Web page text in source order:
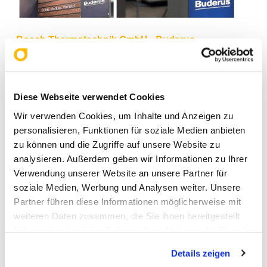
Diese Webseite verwendet Cookies
Wir verwenden Cookies, um Inhalte und Anzeigen zu
personalisieren, Funktionen für soziale Medien anbieten
zu können und die Zugriffe auf unsere Website zu
analysieren. Außerdem geben wir Informationen zu Ihrer
Verwendung unserer Website an unsere Partner für
soziale Medien, Werbung und Analysen weiter. Unsere
Partner führen diese Informationen möglicherweise mit
weiteren Daten zusammen, die Sie ihnen bereitgestellt
Cookies, wenn Sie unsere Webseite weiterhin nutzen.
Details zeigen
Bosch Thermotechnik GmbH - Buderus
Deutschland
DieHAUS | BAU | ENERGIE
Sindelfingen 2025hat
eindrucksvoll gezeigt, wie groß das
Interesse an nachhaltigen
Energielösungen und